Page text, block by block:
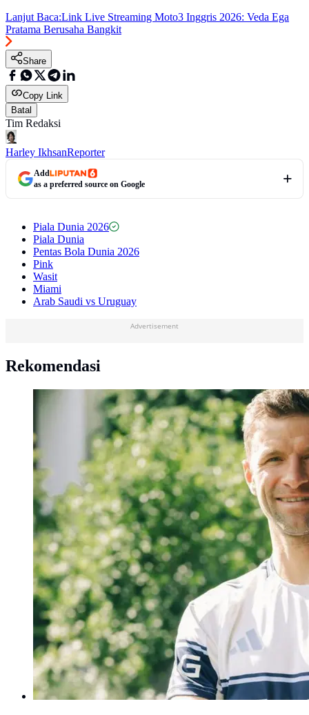
Lanjut Baca:Link Live Streaming Moto3 Inggris 2026: Veda Ega
Pratama Berusaha Bangkit
Share
Copy Link
Batal
Tim Redaksi
Harley IkhsanReporter
Add
as a preferred source on Google
Piala Dunia 2026
Piala Dunia
Pentas Bola Dunia 2026
Pink
Wasit
Miami
Arab Saudi vs Uruguay
Advertisement
Rekomendasi